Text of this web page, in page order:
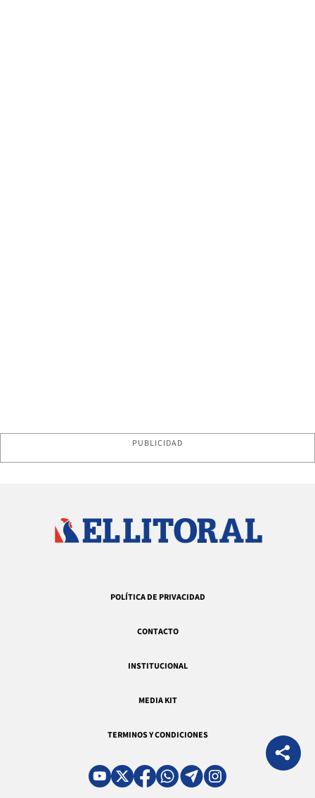
PUBLICIDAD
POLÍTICA DE PRIVACIDAD
CONTACTO
INSTITUCIONAL
MEDIA KIT
TERMINOS Y CONDICIONES